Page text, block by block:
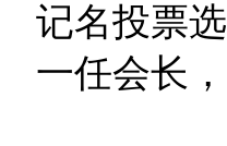
记名投票
一任会长